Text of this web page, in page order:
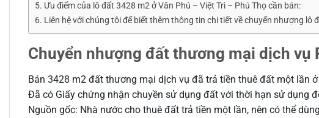
Ưu điểm của lô đất 3428 m2 ở Vân Phú – Việt Trì – Phú Thọ cần bán:
Liên hệ với chúng tôi để biết thêm thông tin chi tiết về chuyển nhượng lô
Chuyển nhượng đất thương mại dịch vụ
Bán 3428 m2 đất thương mại dịch vụ đã trả tiền thuê đất một lần
Đã có Giấy chứng nhận chuyền sử dụng đất với thời hạn sử dụng
Nguồn gốc: Nhà nước cho thuê đất trả tiền một lần, nên có thể